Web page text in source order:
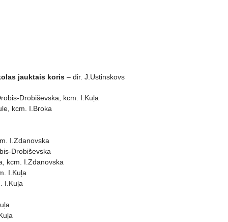
jauktais koris – dir. J.Ustinskovs
Drobiševska, kcm. I.Kuļa
kcm. I.Broka
I.Zdanovska
Drobiševska
kcm. I.Zdanovska
I.Kuļa
I.Kuļa